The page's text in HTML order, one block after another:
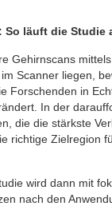
So läuft die Studie
Gehirnscans
Scanner liegen,
Forschenden in
In der
die die stärkste
richtige Zielregion
wird dann mit
nach den